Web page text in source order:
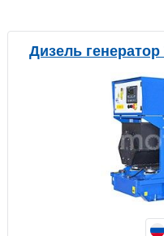
Дизель